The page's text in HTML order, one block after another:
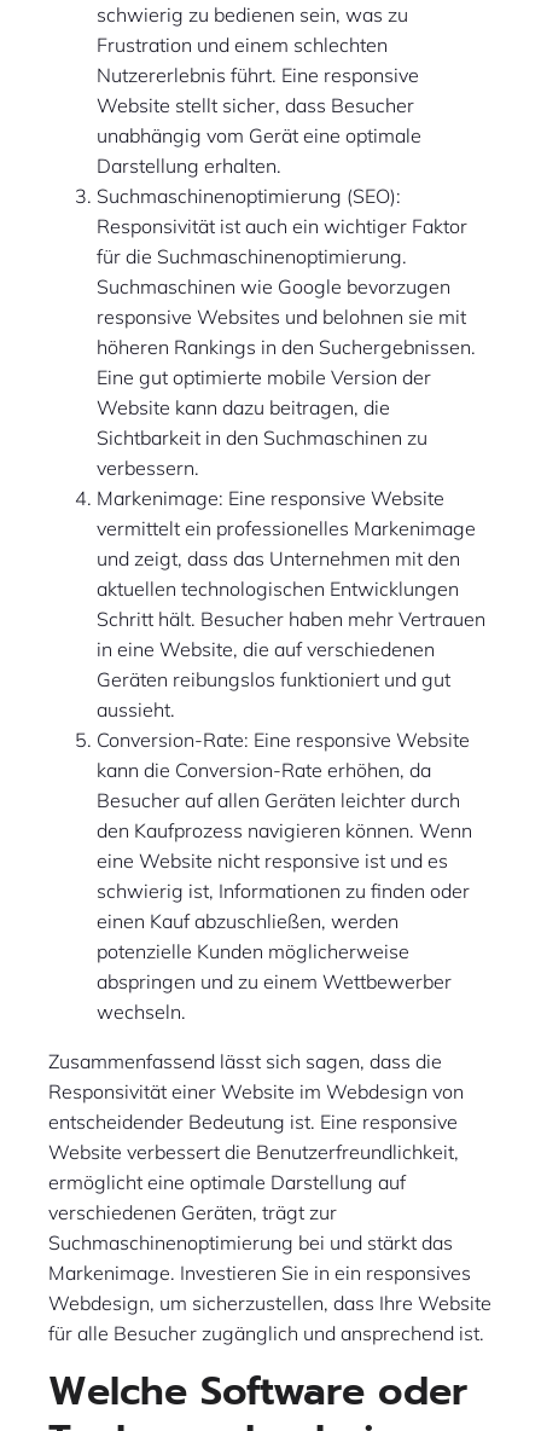
schwierig zu bedienen sein, was zu
Frustration und einem schlechten
Nutzererlebnis führt. Eine responsive
Website stellt sicher, dass Besucher
unabhängig vom Gerät eine optimale
Darstellung erhalten.
Suchmaschinenoptimierung (SEO):
Responsivität ist auch ein wichtiger Faktor
für die Suchmaschinenoptimierung.
Suchmaschinen wie Google bevorzugen
responsive Websites und belohnen sie mit
höheren Rankings in den Suchergebnissen.
Eine gut optimierte mobile Version der
Website kann dazu beitragen, die
Sichtbarkeit in den Suchmaschinen zu
verbessern.
Markenimage: Eine responsive Website
vermittelt ein professionelles Markenimage
und zeigt, dass das Unternehmen mit den
aktuellen technologischen Entwicklungen
Schritt hält. Besucher haben mehr Vertrauen
in eine Website, die auf verschiedenen
Geräten reibungslos funktioniert und gut
aussieht.
Conversion-Rate: Eine responsive Website
kann die Conversion-Rate erhöhen, da
Besucher auf allen Geräten leichter durch
den Kaufprozess navigieren können. Wenn
eine Website nicht responsive ist und es
schwierig ist, Informationen zu finden oder
einen Kauf abzuschließen, werden
potenzielle Kunden möglicherweise
abspringen und zu einem Wettbewerber
wechseln.
Zusammenfassend lässt sich sagen, dass die
Responsivität einer Website im Webdesign von
entscheidender Bedeutung ist. Eine responsive
Website verbessert die Benutzerfreundlichkeit,
ermöglicht eine optimale Darstellung auf
verschiedenen Geräten, trägt zur
Suchmaschinenoptimierung bei und stärkt das
Markenimage. Investieren Sie in ein responsives
Webdesign, um sicherzustellen, dass Ihre Website
für alle Besucher zugänglich und ansprechend ist.
Welche Software oder